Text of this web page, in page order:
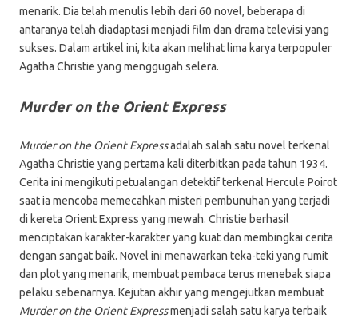
menarik. Dia telah menulis lebih dari 60 novel, beberapa di
antaranya telah diadaptasi menjadi film dan drama televisi yang
sukses. Dalam artikel ini, kita akan melihat lima karya terpopuler
Agatha Christie yang menggugah selera.
Murder on the Orient Express
Murder on the Orient Expressadalah salah satu novel terkenal
Agatha Christie yang pertama kali diterbitkan pada tahun 1934.
Cerita ini mengikuti petualangan detektif terkenal Hercule Poirot
saat ia mencoba memecahkan misteri pembunuhan yang terjadi
di kereta Orient Express yang mewah. Christie berhasil
menciptakan karakter-karakter yang kuat dan membingkai cerita
dengan sangat baik. Novel ini menawarkan teka-teki yang rumit
dan plot yang menarik, membuat pembaca terus menebak siapa
pelaku sebenarnya. Kejutan akhir yang mengejutkan membuat
Murder on the Orient Expressmenjadi salah satu karya terbaik